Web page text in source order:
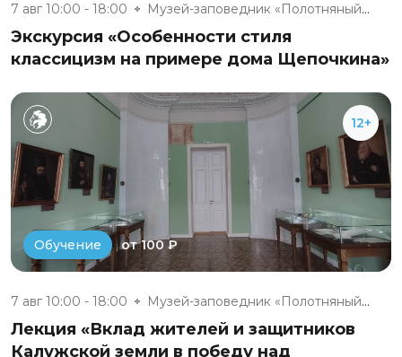
7 авг 10:00 - 18:00 Музей-заповедник «Полотняный З...
Экскурсия «Особенности стиля
классицизм на примере дома Щепочкина»
12+
Обучение от 100 ₽
7 авг 10:00 - 18:00 Музей-заповедник «Полотняный З...
Лекция «Вклад жителей и защитников
Калужской земли в победу над